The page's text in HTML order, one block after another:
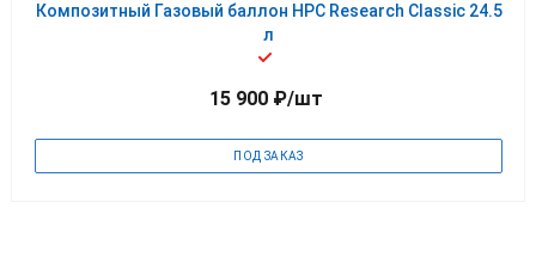
Композитный Газовый баллон HPC Research Classic 24.5
л
15 900 ₽/шт
ПОД ЗАКАЗ